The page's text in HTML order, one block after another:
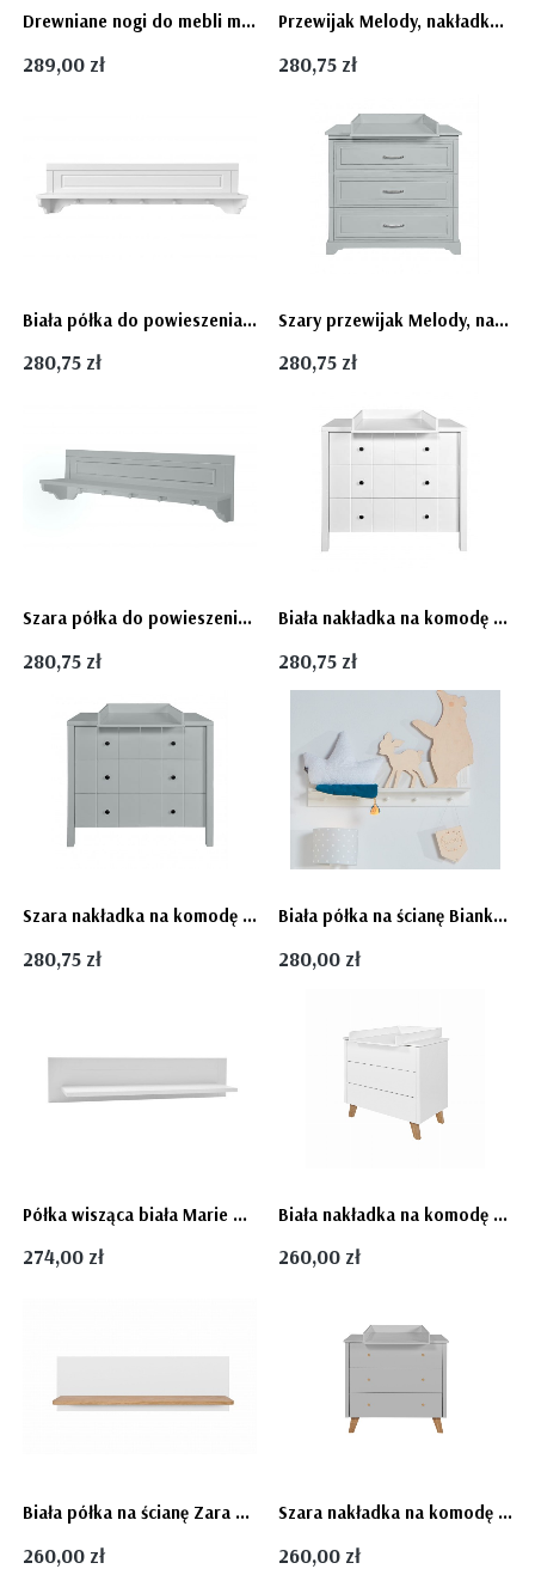
Drewniane nogi do mebli modułowych CUBE firmy Pinio (150cm)
289,00 zł
Przewijak Melody, nakładka na komodę
280,75 zł
Biała półka do powieszenia na ścianie Melody
280,75 zł
Szary przewijak Melody, nakładka na komodę
280,75 zł
Szara półka do powieszenia na ścianę Melody
280,75 zł
Biała nakładka na komodę Allpin przewijak Novelies
280,75 zł
Szara nakładka na komodę Allpin przewijak Novelies
280,75 zł
Biała półka na ścianę Bianka Novelies
280,00 zł
Półka wisząca biała Marie firmy Pinio
274,00 zł
Biała nakładka na komodę przewijak dla niemowlaka Zara Novelies
260,00 zł
Biała półka na ścianę Zara dla dziecka Novelies
260,00 zł
Szara nakładka na komodę przewijak dla niemowlaka Zara Novelies
260,00 zł